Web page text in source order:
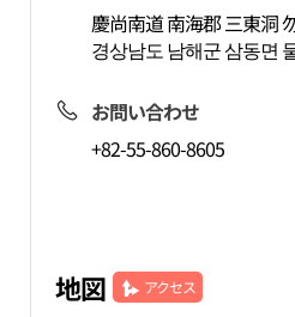
慶尚南道 南海郡 三東洞
경상남도 남해군 삼동면
お問い合わせ
+82-55-860-8605
地図 アクセス